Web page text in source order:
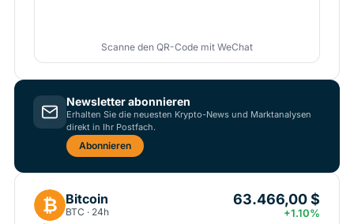
Scanne den QR-Code mit WeChat
Newsletter abonnieren
Erhalten Sie die neuesten Krypto-News und Marktanalysen
direkt in Ihr Postfach.
Abonnieren
₿ Bitcoin
BTC · 24h
63.466,00 $
+1.10%